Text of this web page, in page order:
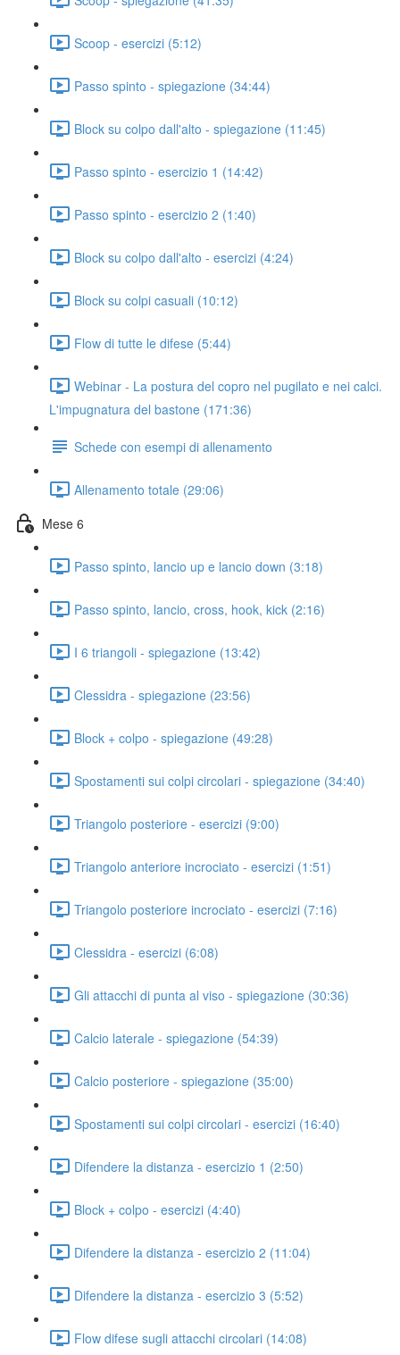
Scoop - esercizi (5:12)
Passo spinto - spiegazione (34:44)
Block su colpo dall'alto - spiegazione (11:45)
Passo spinto - esercizio 1 (14:42)
Passo spinto - esercizio 2 (1:40)
Block su colpo dall'alto - esercizi (4:24)
Block su colpi casuali (10:12)
Flow di tutte le difese (5:44)
Webinar - La postura del copro nel pugilato e nei calci.
L'impugnatura del bastone (171:36)
Schede con esempi di allenamento
Allenamento totale (29:06)
Mese 6
Passo spinto, lancio up e lancio down (3:18)
Passo spinto, lancio, cross, hook, kick (2:16)
I 6 triangoli - spiegazione (13:42)
Clessidra - spiegazione (23:56)
Block + colpo - spiegazione (49:28)
Spostamenti sui colpi circolari - spiegazione (34:40)
Triangolo posteriore - esercizi (9:00)
Triangolo anteriore incrociato - esercizi (1:51)
Triangolo posteriore incrociato - esercizi (7:16)
Clessidra - esercizi (6:08)
Gli attacchi di punta al viso - spiegazione (30:36)
Calcio laterale - spiegazione (54:39)
Calcio posteriore - spiegazione (35:00)
Spostamenti sui colpi circolari - esercizi (16:40)
Difendere la distanza - esercizio 1 (2:50)
Block + colpo - esercizi (4:40)
Difendere la distanza - esercizio 2 (11:04)
Difendere la distanza - esercizio 3 (5:52)
Flow difese sugli attacchi circolari (14:08)